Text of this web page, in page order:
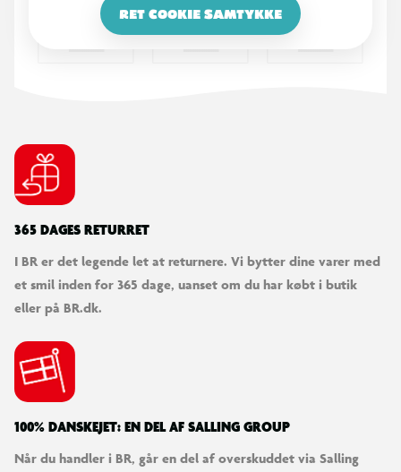
RET COOKIE SAMTYKKE
365 DAGES RETURRET
I BR er det legende let at returnere. Vi bytter dine varer med
et smil inden for 365 dage, uanset om du har købt i butik
eller på BR.dk.
100% DANSKEJET: EN DEL AF SALLING GROUP
Når du handler i BR, går en del af overskuddet via Salling